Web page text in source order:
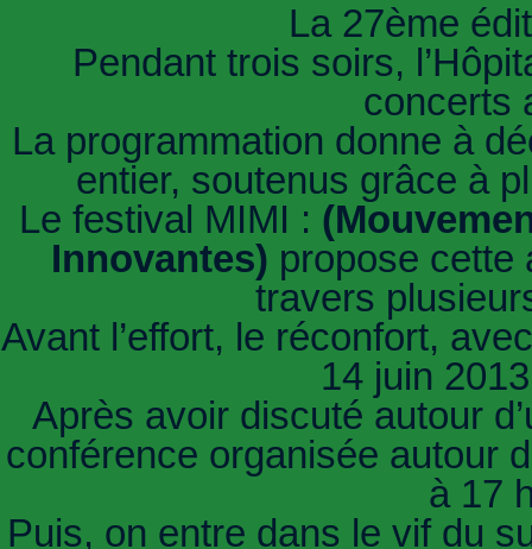
La 27ème
Pendant trois soirs,
concerts
La programmation donne à
entier, soutenus grâce à
Le festival MIMI :
Innovantes) propose cette
travers
Avant l’effort, le réconfort,
14 juin
Après avoir discuté autour
conférence organisée autour
à 17
Puis, on entre dans le vif du